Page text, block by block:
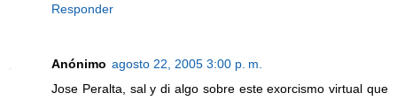
Responder
Anónimo agosto 22, 2005 3:00 p. m.
Jose Peralta, sal y di algo sobre este exorcismo virtual que